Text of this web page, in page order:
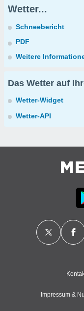
Wetter...
Schneebericht
PDF
Weitere
Das Wetter auf
Wetter-Widget
Wetter-API
Impressum &